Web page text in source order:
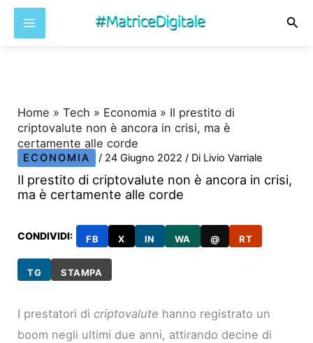
Home »Tech » Economia » Il prestito di
criptovalute non è ancora in crisi, ma è
certamente alle corde
ECONOMIA / 24 Giugno 2022/ Di Livio Varriale
Il prestito di criptovalute non è ancora in crisi,
ma è certamente alle corde
CONDIVIDI: FB X IN WA @ RT
TG STAMPA
I prestatori dicriptovalute hanno registrato un
boom negli ultimi due anni, attirando decine di